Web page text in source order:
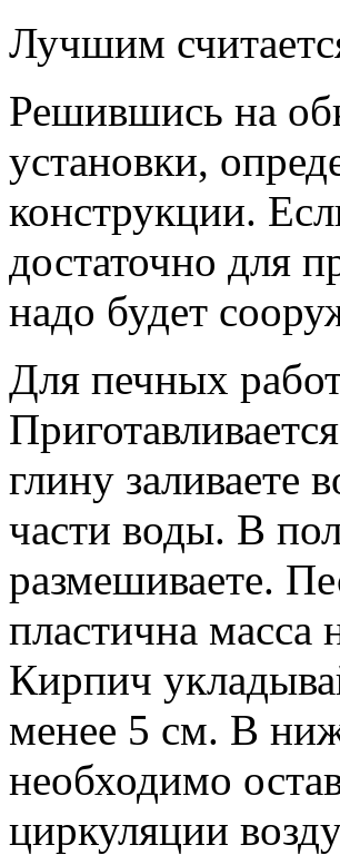
Лучшим
Решившись на
установки,
конструкции.
достаточно для
надо будет
Для печных
глину заливаете
части воды. В
размешиваете.
пластична масса
Кирпич
менее 5 см. В
необходимо
циркуляции